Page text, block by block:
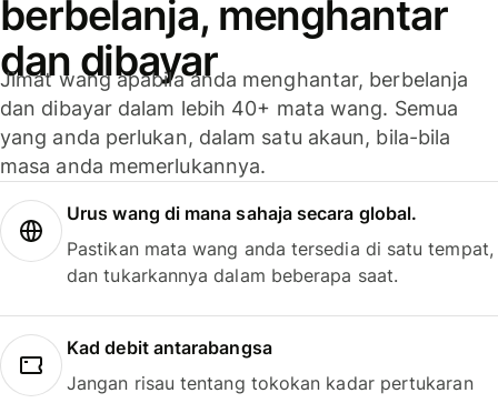
berbelanja, menghantar
dan dibayar
Jimat wang apabila anda menghantar, berbelanja
dan dibayar dalam lebih 40+ mata wang. Semua
yang anda perlukan, dalam satu akaun, bila-bila
masa anda memerlukannya.
Urus wang di mana sahaja secara global.
Pastikan mata wang anda tersedia di satu tempat,
dan tukarkannya dalam beberapa saat.
Kad debit antarabangsa
Jangan risau tentang tokokan kadar pertukaran